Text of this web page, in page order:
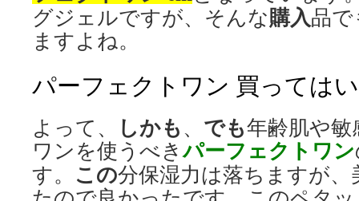
グジェルですが、そんな購入品
ますよね。
パーフェクトワン 買っては
よって、 しかも、 でも年齢肌や
ワンを使うべきパーフェクトワン
す。 この分保湿力は落ちますが